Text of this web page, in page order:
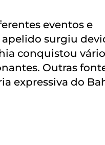
eventos e
apelido surgiu
conquistou
Outras
expressiva do